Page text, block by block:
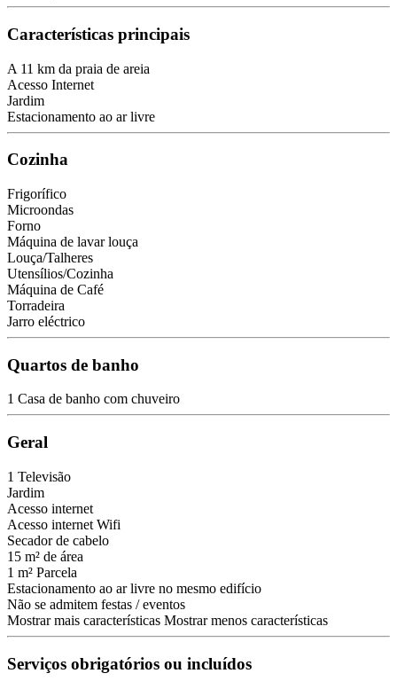
Características principais
A 11 km da praia de areia
Acesso Internet
Jardim
Estacionamento ao ar livre
Cozinha
Frigorífico
Microondas
Forno
Máquina de lavar louça
Louça/Talheres
Utensílios/Cozinha
Máquina de Café
Torradeira
Jarro eléctrico
Quartos de banho
1 Casa de banho com chuveiro
Geral
1 Televisão
Jardim
Acesso internet
Acesso internet Wifi
Secador de cabelo
15 m² de área
1 m² Parcela
Estacionamento ao ar livre no mesmo edifício
Não se admitem festas / eventos
Mostrar mais características Mostrar menos características
Serviços obrigatórios ou incluídos